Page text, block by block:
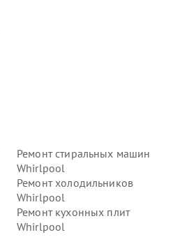
Ремонт стиральных машин
Whirlpool
Ремонт холодильников
Whirlpool
Ремонт кухонных плит
Whirlpool